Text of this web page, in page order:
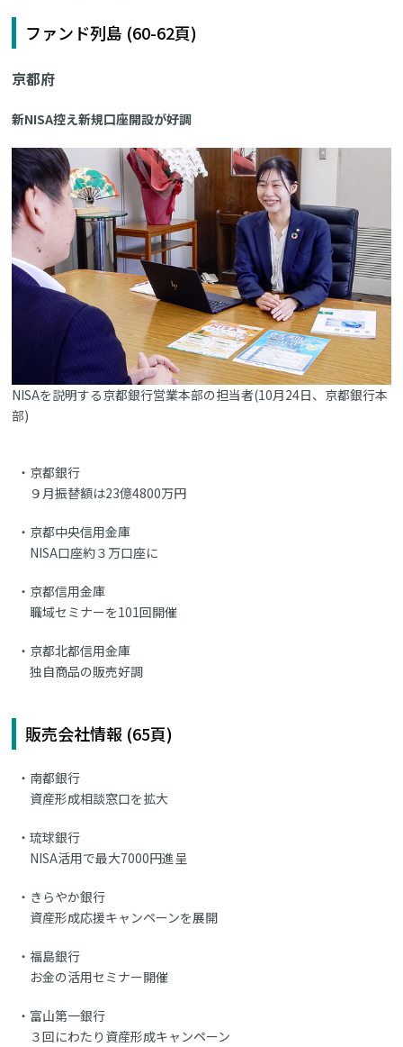
ファンド列島 (60-62頁)
京都府
新NISA控え新規口座開設が好調
NISAを説明する京都銀行営業本部の担当者(10月24日、京都銀行本
部)
京都銀行
９月振替額は23億4800万円
京都中央信用金庫
NISA口座約３万口座に
京都信用金庫
職域セミナーを101回開催
京都北都信用金庫
独自商品の販売好調
販売会社情報 (65頁)
南都銀行
資産形成相談窓口を拡大
琉球銀行
NISA活用で最大7000円進呈
きらやか銀行
資産形成応援キャンペーンを展開
福島銀行
お金の活用セミナー開催
富山第一銀行
３回にわたり資産形成キャンペーン